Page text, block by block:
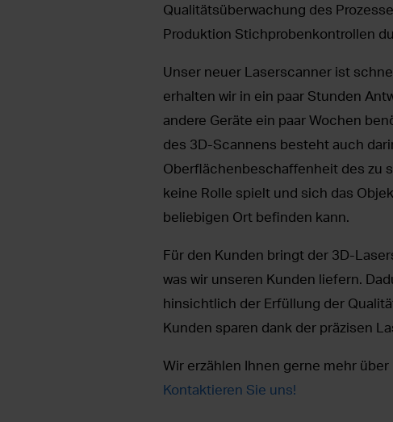
Qualitätsüberwachung des
Produktion Stichprobenkontrollen
Unser neuer Laserscanner ist
erhalten wir in ein paar Stunden
andere Geräte ein paar Wochen
des 3D-Scannens besteht auch
Oberflächenbeschaffenheit des zu
keine Rolle spielt und sich das
beliebigen Ort befinden kann.
Für den Kunden bringt der 3D-
was wir unseren Kunden liefern.
hinsichtlich der Erfüllung der
Kunden sparen dank der präzisen
Wir erzählen Ihnen gerne mehr
Kontaktieren Sie uns!